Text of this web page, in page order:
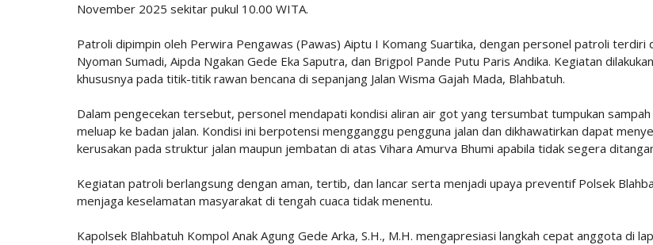
November 2025 sekitar pukul 10.00 WITA.
Patroli dipimpin oleh Perwira Pengawas (Pawas) Aiptu I Komang Suartika, dengan personel patroli terdiri
Nyoman Sumadi, Aipda Ngakan Gede Eka Saputra, dan Brigpol Pande Putu Paris Andika. Kegiatan dilakukan
khususnya pada titik-titik rawan bencana di sepanjang Jalan Wisma Gajah Mada, Blahbatuh.
Dalam pengecekan tersebut, personel mendapati kondisi aliran air got yang tersumbat tumpukan sampah
meluap ke badan jalan. Kondisi ini berpotensi mengganggu pengguna jalan dan dikhawatirkan dapat
kerusakan pada struktur jalan maupun jembatan di atas Vihara Amurva Bhumi apabila tidak segera
Kegiatan patroli berlangsung dengan aman, tertib, dan lancar serta menjadi upaya preventif Polsek
menjaga keselamatan masyarakat di tengah cuaca tidak menentu.
Kapolsek Blahbatuh Kompol Anak Agung Gede Arka, S.H., M.H. mengapresiasi langkah cepat anggota di